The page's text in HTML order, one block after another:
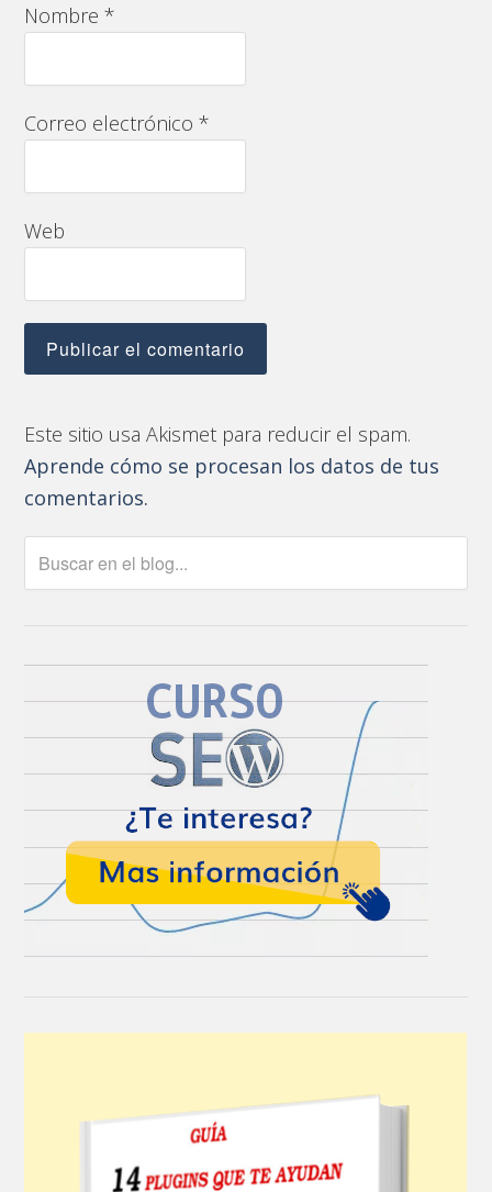
Nombre*
Correo electrónico*
Web
Este sitio usa Akismet para reducir el spam.
Aprende cómo se procesan los datos de tus
comentarios.